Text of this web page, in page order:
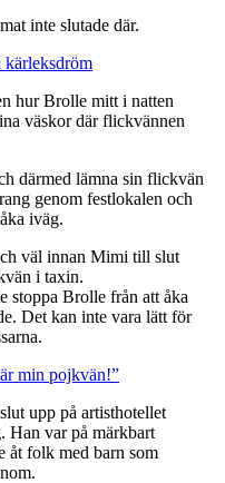
inte slutade där.
hur Brolle mitt i natten
väskor där flickvännen
därmed lämna sin flickvän
genom festlokalen och
iväg.
väl innan Mimi till slut
i taxin.
stoppa Brolle från att åka
Det kan inte vara lätt för
min pojkvän!”
upp på artisthotellet
Han var på märkbart
åt folk med barn som